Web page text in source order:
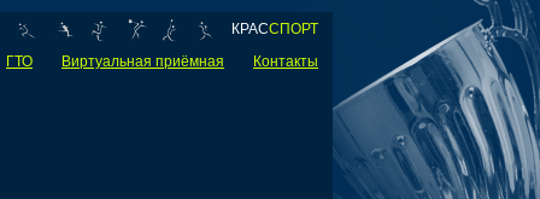
КРАССПОРТ
ГТО
Виртуальная приёмная Контакты